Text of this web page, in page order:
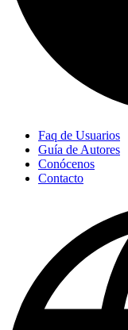
Faq de Usuarios
Guía de Autores
Conócenos
Contacto